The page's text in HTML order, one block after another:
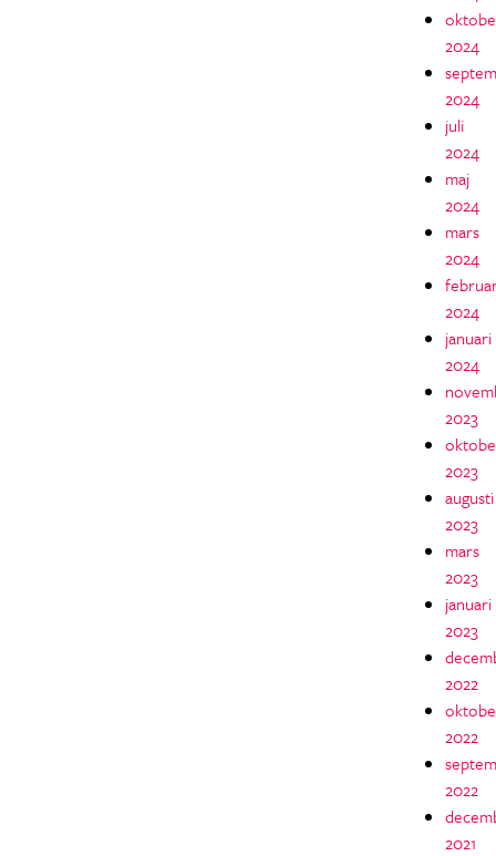
2024
2024
juli
2024
maj
2024
mars
2024
2024
januari
2024
2023
2023
augusti
2023
mars
2023
januari
2023
2022
2022
2022
2021